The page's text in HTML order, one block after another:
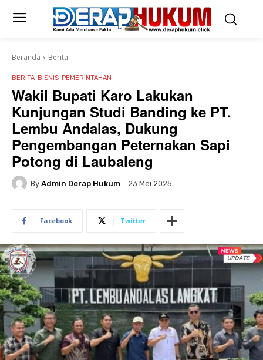
Beranda Berita
BERITA BISNIS PEMERINTAHAN
Wakil Bupati Karo Lakukan
Kunjungan Studi Banding ke PT.
Lembu Andalas, Dukung
Pengembangan Peternakan Sapi
Potong di Laubaleng
By Admin Derap Hukum 23 Mei 2025
Facebook Twitter